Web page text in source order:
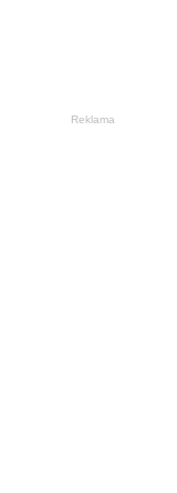
Reklama